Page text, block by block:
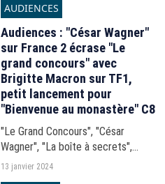
AUDIENCES
Audiences : "César Wagner"
sur France 2 écrase "Le
grand concours" avec
Brigitte Macron sur TF1,
petit lancement pour
"Bienvenue au monastère" C8
"Le Grand Concours", "César
Wagner", "La boîte à secrets",
"Bienvenue au monastère"... Les
13 janvier 2024